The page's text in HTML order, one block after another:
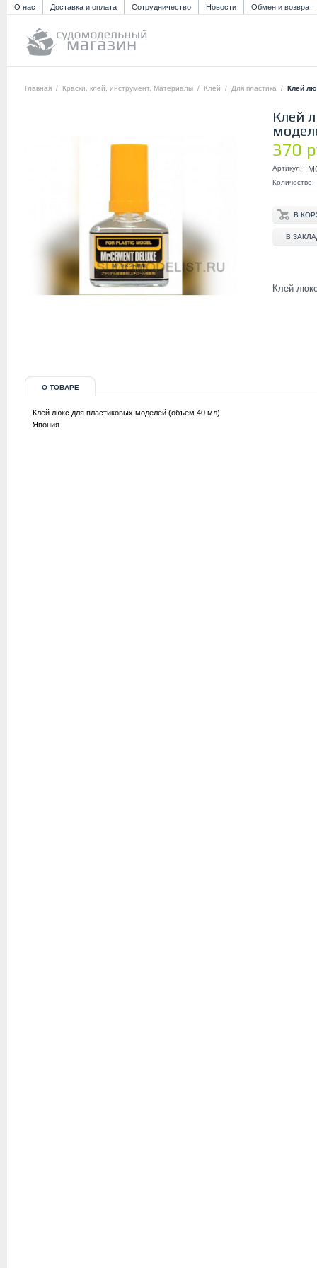
О нас Доставка и оплата Сотрудничество Новости Обмен и возврат
Главная / Краски, клей, инструмент, Материалы / Клей / Для пластика / Клей
Клей
370
Артикул:
Количество:
В
Клей
О ТОВАРЕ
Клей люкс для пластиковых моделей (объём 40 мл)
Япония